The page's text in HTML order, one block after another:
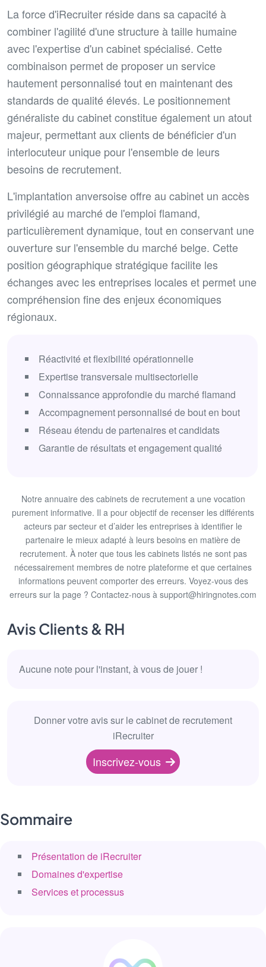
La force d'iRecruiter réside dans sa capacité à
combiner l'agilité d'une structure à taille humaine
avec l'expertise d'un cabinet spécialisé. Cette
combinaison permet de proposer un service
hautement personnalisé tout en maintenant des
standards de qualité élevés. Le positionnement
généraliste du cabinet constitue également un atout
majeur, permettant aux clients de bénéficier d'un
interlocuteur unique pour l'ensemble de leurs
besoins de recrutement.
L'implantation anversoise offre au cabinet un accès
privilégié au marché de l'emploi flamand,
particulièrement dynamique, tout en conservant une
ouverture sur l'ensemble du marché belge. Cette
position géographique stratégique facilite les
échanges avec les entreprises locales et permet une
compréhension fine des enjeux économiques
régionaux.
Réactivité et flexibilité opérationnelle
Expertise transversale multisectorielle
Connaissance approfondie du marché flamand
Accompagnement personnalisé de bout en bout
Réseau étendu de partenaires et candidats
Garantie de résultats et engagement qualité
Notre annuaire des cabinets de recrutement a une vocation
purement informative. Il a pour objectif de recenser les différents
acteurs par secteur et d’aider les entreprises à identifier le
partenaire le mieux adapté à leurs besoins en matière de
recrutement. À noter que tous les cabinets listés ne sont pas
nécessairement membres de notre plateforme et que certaines
informations peuvent comporter des erreurs. Voyez-vous des
erreurs sur la page ? Contactez-nous à support@hiringnotes.com
Avis Clients & RH
Aucune note pour l'instant, à vous de jouer !
Donner votre avis sur le cabinet de recrutement
iRecruiter
Inscrivez-vous
Sommaire
Présentation de iRecruiter
Domaines d'expertise
Services et processus